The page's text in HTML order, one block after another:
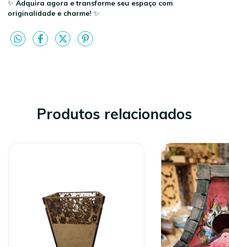
✨ Adquira agora e transforme seu espaço com
originalidade e charme! ✨
Produtos relacionados